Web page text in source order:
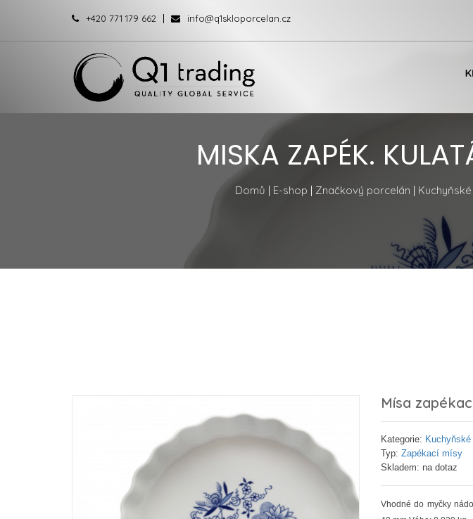
+420 771 179 662 info@q1skloporcelan.cz
MISKA ZAPÉK.
Domů | E-shop | Značkový porcelán |
Mísa
Kategorie:
Typ: Zapékací mísy
Skladem: na dotaz
Vhodné do myčky